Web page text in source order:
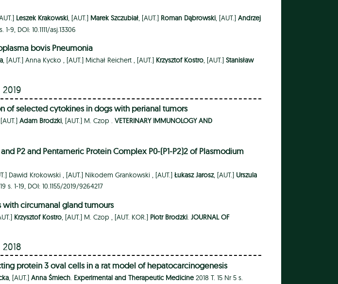
Leszek Krakowski, [AUT.] Marek Szczubiał, [AUT.] Roman Dąbrowski, [AUT.]Andrzej
9, DOI: 10.1111/asj.13306
bovis Pneumonia
, [AUT.]Anna Kycko , [AUT.] Michał Reichert , [AUT.] Krzysztof Kostro, [AUT.]Stanisław
2019
of selected cytokines in dogs with perianal tumors
[AUT.]Adam Brodzki, [AUT.] M. Czop .VETERINARY IMMUNOLOGY AND
P2 and Pentameric Protein Complex P0-(P1-P2)2 of Plasmodium
Dawid Krokowski , [AUT.] Nikodem Grankowski , [AUT.]Łukasz Jarosz, [AUT.] Urszula
s. 1-19, DOI: 10.1155/2019/9264217
with circumanal gland tumours
Krzysztof Kostro , [AUT.] M. Czop , [AUT. KOR.] Piotr Brodzki .JOURNAL OF
2018
protein 3 oval cells in a rat model of hepatocarcinogenesis
, [AUT.]Anna Śmiech. Experimental and Therapeutic Medicine 2018 T. 15 Nr 5 s.